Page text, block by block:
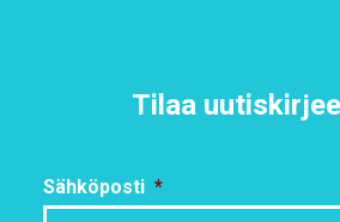
Tilaa
Sähköposti *